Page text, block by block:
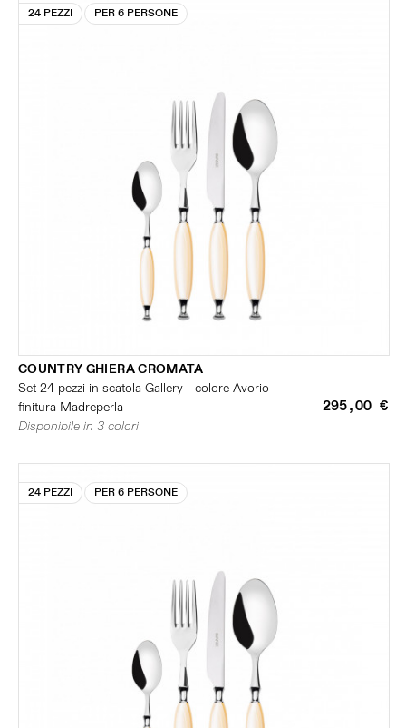
24 PEZZI PER 6 PERSONE
COUNTRY GHIERA CROMATA
Set 24 pezzi in scatola Gallery - colore Avorio -
finitura Madreperla
295,00 €
Disponibile in 3 colori
24 PEZZI PER 6 PERSONE